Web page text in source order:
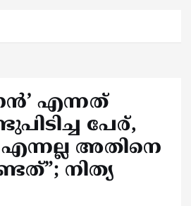
എന്നത്
പേര്,
എന്നല്ല അതിനെ
നിത്യ